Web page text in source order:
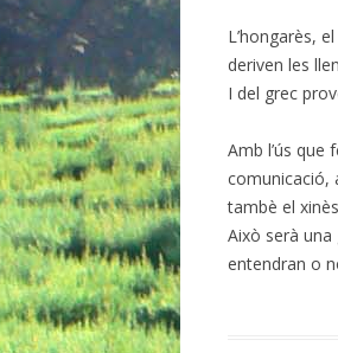
L’hongarès,
deriven les
I del grec
Amb l’ús que
comunicació,
tambè el
Això serà
entendran o